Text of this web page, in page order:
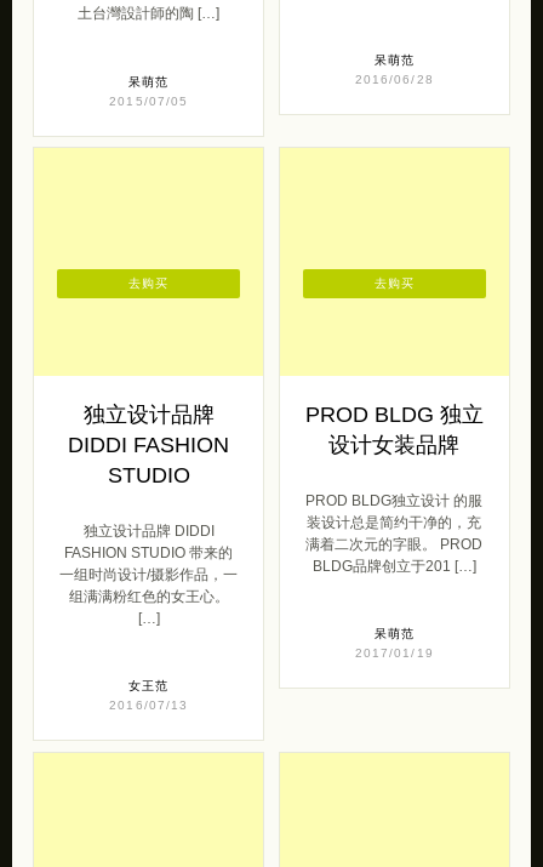
土台灣設計師的陶 […]
呆萌范
2015/07/05
呆萌范
2016/06/28
独立设计品牌
DIDDI FASHION
STUDIO
独立设计品牌 DIDDI
FASHION STUDIO 带来的
一组时尚设计/摄影作品，一
组满满粉红色的女王心。
[…]
女王范
2016/07/13
去购买
PROD BLDG 独立
设计女装品牌
PROD BLDG独立设计 的服
装设计总是简约干净的，充
满着二次元的字眼。 PROD
BLDG品牌创立于201 […]
呆萌范
2017/01/19
去购买